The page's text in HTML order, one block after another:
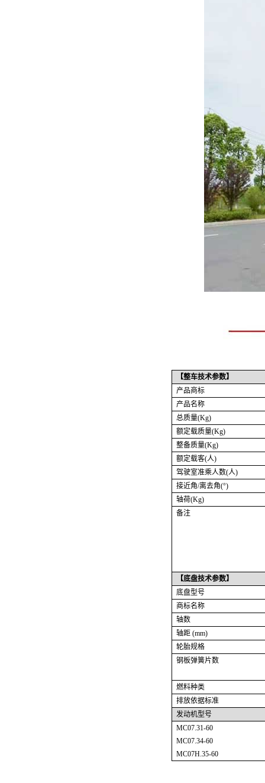
【整车技术参数】
产品商标
产品名称
总质量(Kg)
额定载质量(Kg)
整备质量(Kg)
额定载客(人)
驾驶室准乘人数(人)
接近角/离去角(°)
轴荷(Kg)
备注
【底盘技术参数】
底盘型号
商标名称
轴数
轴距 (mm)
轮胎规格
钢板弹簧片数
燃料种类
排放依据标准
发动机型号
MC07.31-60
MC07.34-60
MC07H.35-60